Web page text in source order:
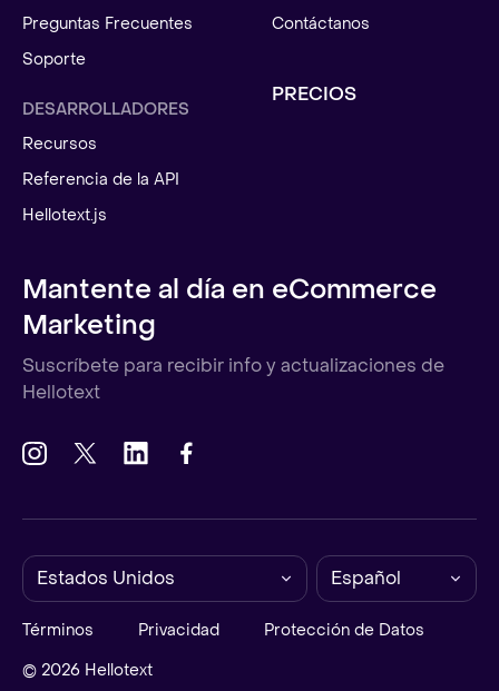
Preguntas Frecuentes
Soporte
DESARROLLADORES
Recursos
Referencia de la API
Hellotext.js
Contáctanos
PRECIOS
Mantente al día en eCommerce
Marketing
Suscríbete para recibir info y actualizaciones de
Hellotext
© 2026 Hellotext
Términos Privacidad Protección de Datos
Estados Unidos Español